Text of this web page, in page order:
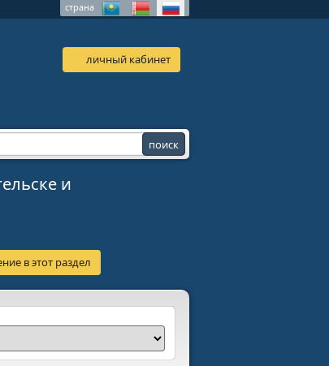
страна
личный кабинет
и
в этот раздел